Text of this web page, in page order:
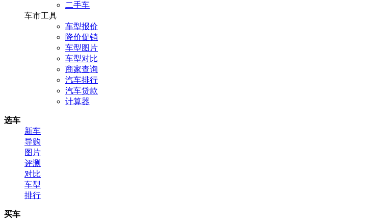
二手车
车市工具
车型报价
降价促销
车型图片
车型对比
商家查询
汽车排行
汽车贷款
计算器
选车
新车
导购
图片
评测
对比
车型
排行
买车